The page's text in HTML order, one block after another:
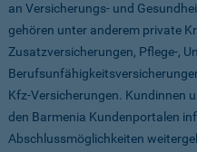
an Versicherungs- und
gehören unter anderem private
Zusatzversicherungen, Pflege-,
Kfz-Versicherungen. Kundinnen
den Barmenia Kundenportalen
Abschlussmöglichkeiten